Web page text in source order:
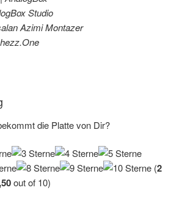
Studio
Azimi Montazer
die Platte von Dir?
(2
out of 10)